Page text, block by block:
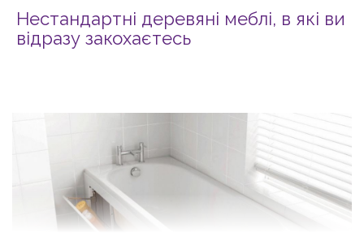
Нестандартні деревяні меблі, в які ви
відразу закохаєтесь